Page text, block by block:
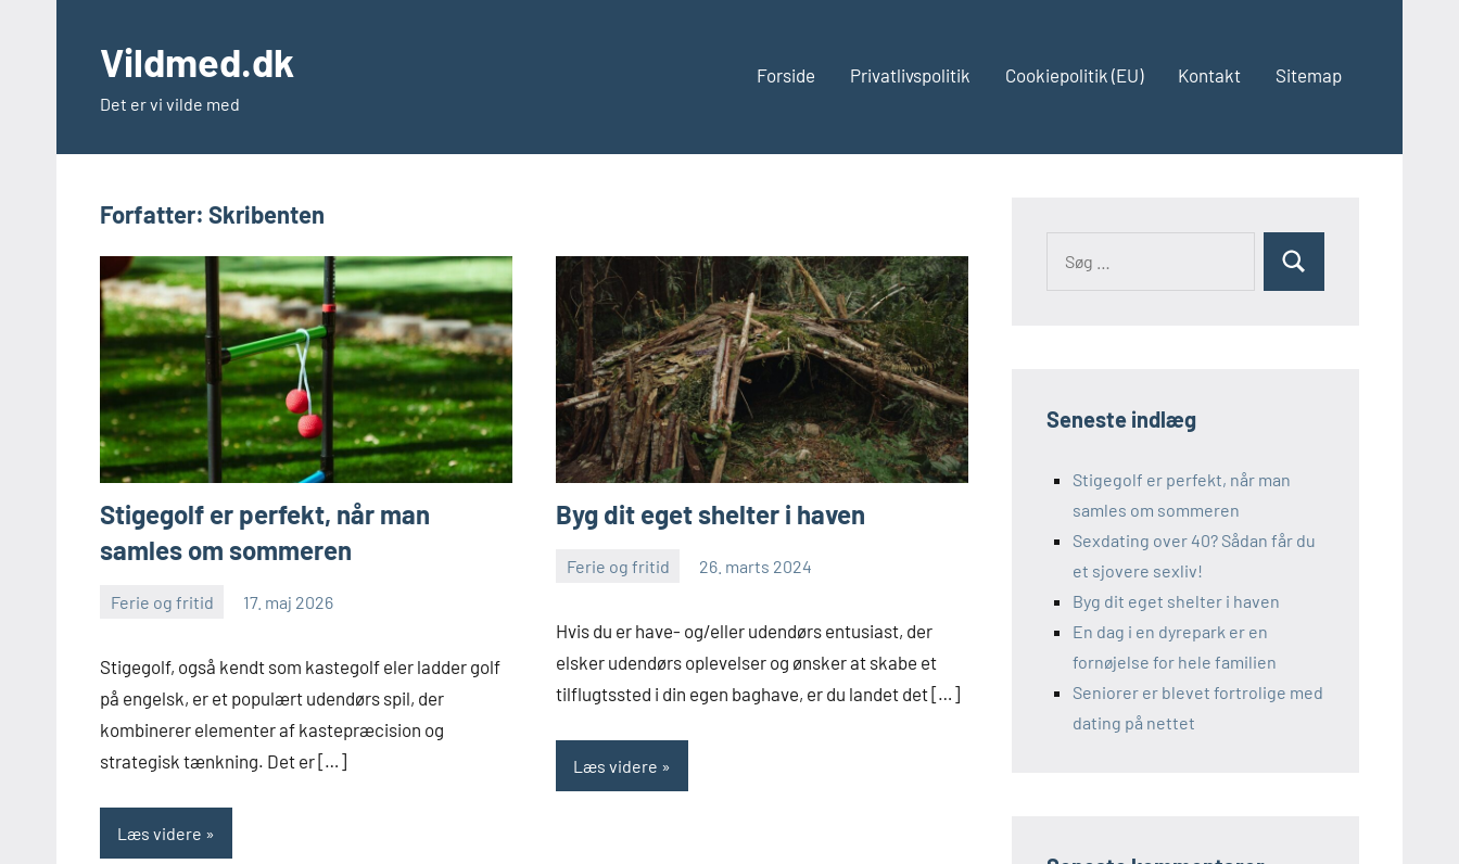
indholdVildmed.dk
Det er vi vilde med
Forside Privatlivspolitik Cookiepolitik (EU) Kontakt Sitemap
Forfatter: Skribenten
Stigegolf er perfekt, når man
samles om sommeren
Ferie og fritid 17. maj 2026
Skribenten
Stigegolf, også kendt som kastegolf eler ladder golf
på engelsk, er et populært udendørs spil, der
kombinerer elementer af kastepræcision og
strategisk tænkning. Det er […]
Læs videre
Byg dit eget shelter i haven
Ferie og fritid 26. marts 2024
Skribenten
Hvis du er have- og/eller udendørs entusiast, der
elsker udendørs oplevelser og ønsker at skabe et
tilflugtssted i din egen baghave, er du landet det […]
Læs videre
efter:
Søg
Seneste indlæg
Stigegolf er perfekt, når man
samles om sommeren
Sexdating over 40? Sådan får du
et sjovere sexliv!
Byg dit eget shelter i haven
En dag i en dyrepark er en
fornøjelse for hele familien
Seniorer er blevet fortrolige med
dating på nettet